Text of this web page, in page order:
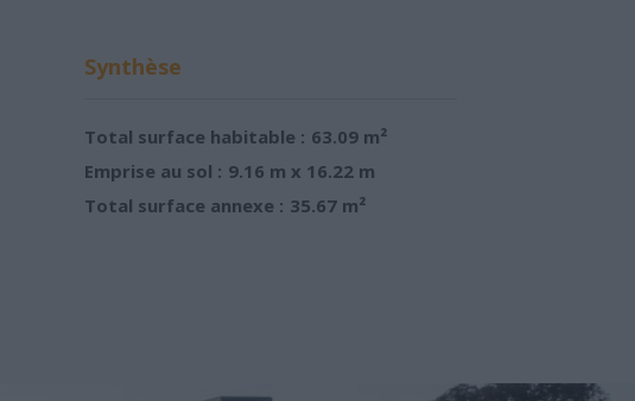
Synthèse
Total surface habitable : 63.09 m²
Emprise au sol : 9.16 m x 16.22 m
Total surface annexe : 35.67 m²